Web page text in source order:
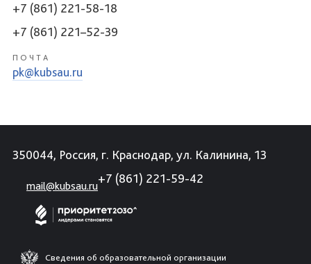
+7 (861) 221-58-18
+7 (861) 221–52-39
ПОЧТА
pk@kubsau.ru
350044, Россия, г. Краснодар, ул. Калинина, 13
mail@kubsau.ru
+7 (861) 221-59-42
Сведения об образовательной организации